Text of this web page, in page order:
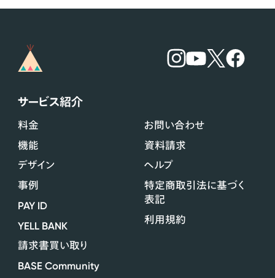
サービス紹介
料金
機能
デザイン
事例
PAY ID
YELL BANK
請求書買い取り
BASE Community
お問い合わせ
資料請求
ヘルプ
特定商取引法に基づく
表記
利用規約